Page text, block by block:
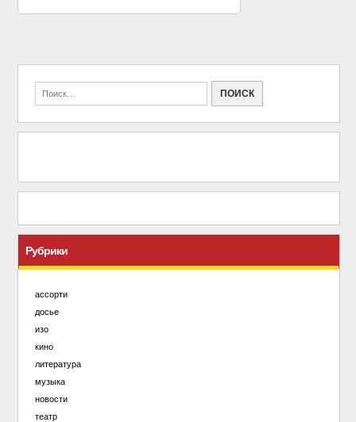
Рубрики
ассорти
досье
изо
кино
литература
музыка
новости
театр